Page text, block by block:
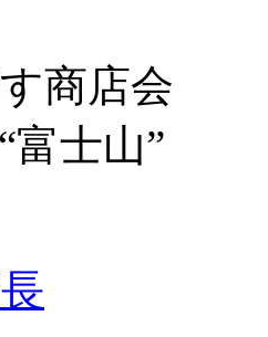
商店会
富士山”